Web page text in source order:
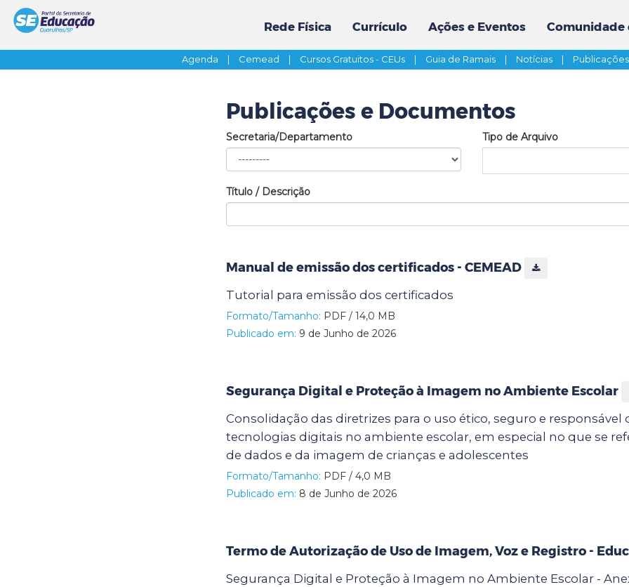
Rede Física Currículo Ações e Eventos Comunidade
Agenda | Cemead | Cursos Gratuitos - CEUs | Guia de Ramais | Notícias |
Publicações e Documentos
Secretaria/Departamento Tipo de Arquivo
Título / Descrição
Manual de emissão dos certificados - CEMEAD
Tutorial para emissão dos certificados
Formato/Tamanho: PDF / 14,0 MB
Publicado em: 9 de Junho de 2026
Segurança Digital e Proteção à Imagem no Ambiente Escolar
Consolidação das diretrizes para o uso ético, seguro e responsável
tecnologias digitais no ambiente escolar, em especial no que se
de dados e da imagem de crianças e adolescentes
Formato/Tamanho: PDF / 4,0 MB
Publicado em: 8 de Junho de 2026
Termo de Autorização de Uso de Imagem, Voz e Registro -
Segurança Digital e Proteção à Imagem no Ambiente Escolar -